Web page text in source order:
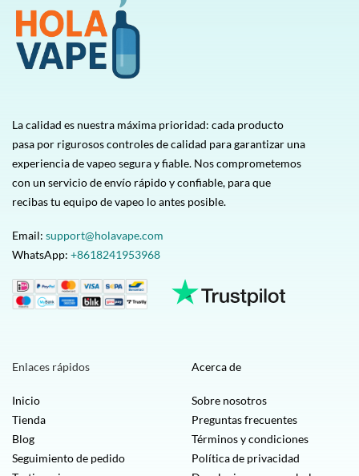
La calidad es nuestra máxima prioridad: cada producto
pasa por rigurosos controles de calidad para garantizar una
experiencia de vapeo segura y fiable. Nos comprometemos
con un servicio de envío rápido y confiable, para que
recibas tu equipo de vapeo lo antes posible.
Email: support@holavape.com
WhatsApp: +8618241953968
Enlaces rápidos
Inicio
Tienda
Blog
Seguimiento de pedido
Acerca de
Sobre nosotros
Preguntas frecuentes
Términos y condiciones
Política de privacidad